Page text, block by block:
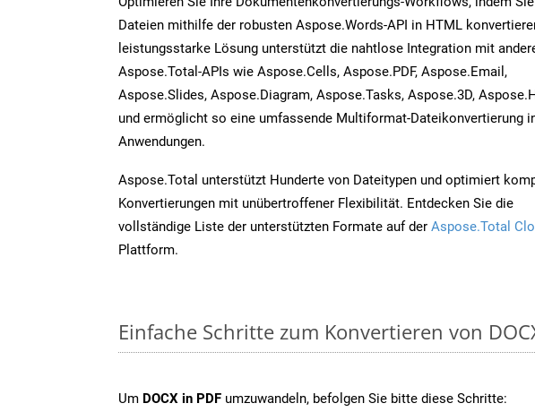
Dateien mithilfe der robusten Aspose.Words-API in HTML
leistungsstarke Lösung unterstützt die nahtlose Integration mit
Aspose.Total-APIs wie Aspose.Cells, Aspose.PDF, Aspose.Email,
Aspose.Slides, Aspose.Diagram, Aspose.Tasks, Aspose.3D,
und ermöglicht so eine umfassende Multiformat-Dateikonvertierung
Anwendungen.
Aspose.Total unterstützt Hunderte von Dateitypen und optimiert
Konvertierungen mit unübertroffener Flexibilität. Entdecken Sie die
vollständige Liste der unterstützten Formate auf der Aspose.Total
Plattform.
Einfache Schritte zum Konvertieren von
Um DOCX in PDF umzuwandeln, befolgen Sie bitte diese Schritte: